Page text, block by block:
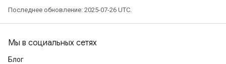
Последнее обновление: 2025-07-26 UTC.
Мы в социальных сетях
Блог